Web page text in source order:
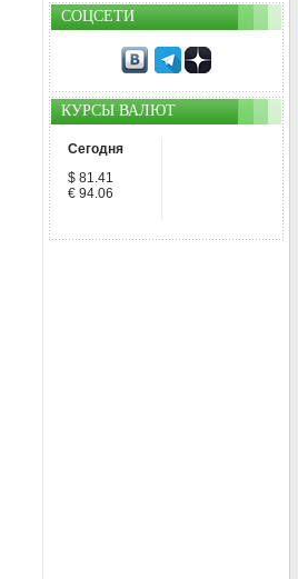
СОЦСЕТИ
КУРСЫ ВАЛЮТ
Сегодня
$ 81.41
€ 94.06